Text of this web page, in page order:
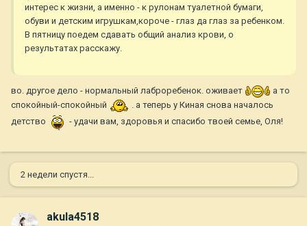
интерес к жизни, а именно - к рулонам туалетной бумаги,
обуви и детским игрушкам,короче - глаз да глаз за ребенком.
В пятницу поедем сдавать общий анализ крови, о
результатах расскажу.
во. другое дело - нормальный лаброребенок. оживает
а то
спокойный-спокойный
. а теперь у Киная снова началось
детство
- удачи вам, здоровья и спасибо твоей семье, Оля!
2 недели спустя...
akula4518